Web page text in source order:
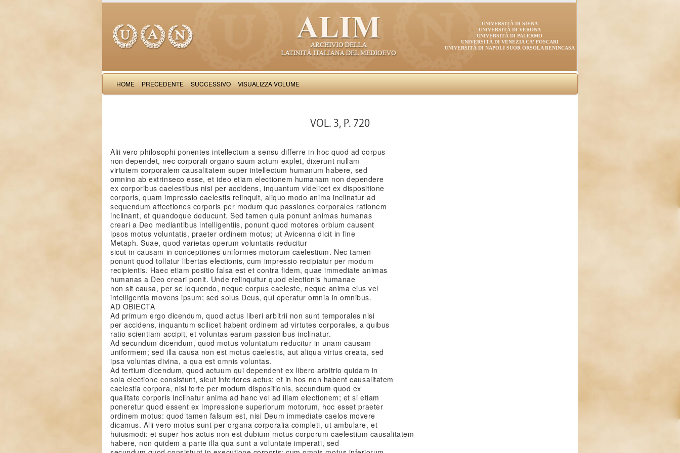
UNIVERSITÀ DI SIENA
UNIVERSITÀ DI VERONA
UNIVERSITÀ DI PALERMO
UNIVERSITÀ DI VENEZIA CA' FOSCARI
UNIVERSITÀ DI NAPOLI SUOR ORSOLA BENINCASA
HOME PRECEDENTE SUCCESSIVO VISUALIZZA VOLUME
VOL. 3, P. 720
Alii vero philosophi ponentes intellectum a sensu differre in hoc quod ad corpus
non dependet, nec corporali organo suum actum explet, dixerunt nullam
virtutem corporalem causalitatem super intellectum humanum habere, sed
omnino ab extrinseco esse, et ideo etiam electionem humanam non dependere
ex corporibus caelestibus nisi per accidens, inquantum videlicet ex dispositione
corporis, quam impressio caelestis relinquit, aliquo modo anima inclinatur ad
sequendum affectiones corporis per modum quo passiones corporales rationem
inclinant, et quandoque deducunt. Sed tamen quia ponunt animas humanas
creari a Deo mediantibus intelligentiis, ponunt quod motores orbium causent
ipsos motus voluntatis, praeter ordinem motus; ut Avicenna dicit in fine
Metaph. Suae, quod varietas operum voluntatis reducitur
sicut in causam in conceptiones uniformes motorum caelestium. Nec tamen
ponunt quod tollatur libertas electionis, cum impressio recipiatur per modum
recipientis. Haec etiam positio falsa est et contra fidem, quae immediate animas
humanas a Deo creari ponit. Unde relinquitur quod electionis humanae
non sit causa, per se loquendo, neque corpus caeleste, neque anima eius vel
intelligentia movens ipsum; sed solus Deus, qui operatur omnia in omnibus.
AD OBIECTA
Ad primum ergo dicendum, quod actus liberi arbitrii non sunt temporales nisi
per accidens, inquantum scilicet habent ordinem ad virtutes corporales, a quibus
ratio scientiam accipit, et voluntas earum passionibus inclinatur.
Ad secundum dicendum, quod motus voluntatum reducitur in unam causam
uniformem; sed illa causa non est motus caelestis, aut aliqua virtus creata, sed
ipsa voluntas divina, a qua est omnis voluntas.
Ad tertium dicendum, quod actuum qui dependent ex libero arbitrio quidam in
sola electione consistunt, sicut interiores actus; et in hos non habent causalitatem
caelestia corpora, nisi forte per modum dispositionis, secundum quod ex
qualitate corporis inclinatur anima ad hanc vel ad illam electionem; et si etiam
poneretur quod essent ex impressione superiorum motorum, hoc esset praeter
ordinem motus: quod tamen falsum est, nisi Deum immediate caelos movere
dicamus. Alii vero motus sunt per organa corporalia completi, ut ambulare, et
huiusmodi: et super hos actus non est dubium motus corporum caelestium causalitatem
habere, non quidem a parte illa qua sunt a voluntate imperati, sed